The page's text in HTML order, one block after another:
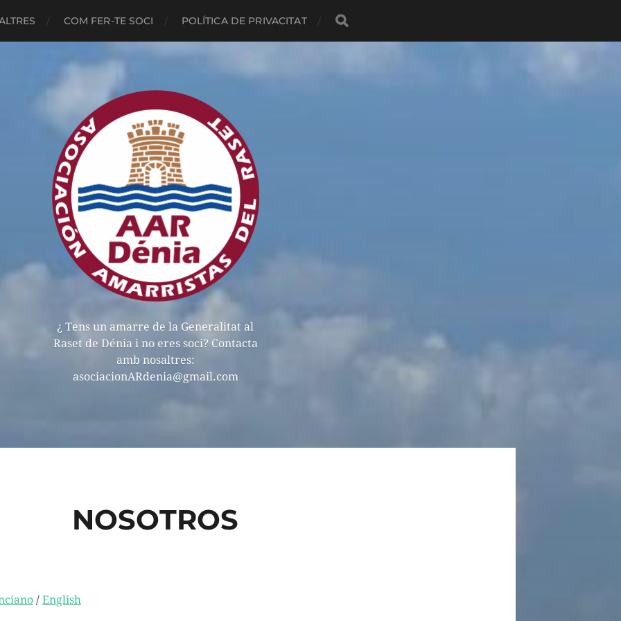
COM FER-TE SOCI POLÍTICA DE PRIVACITAT
¿ Tens un amarre de la Generalitat al
Raset de Dénia i no eres soci? Contacta
amb nosaltres:
asociacionARdenia@gmail.com
NOSOTROS
/ English